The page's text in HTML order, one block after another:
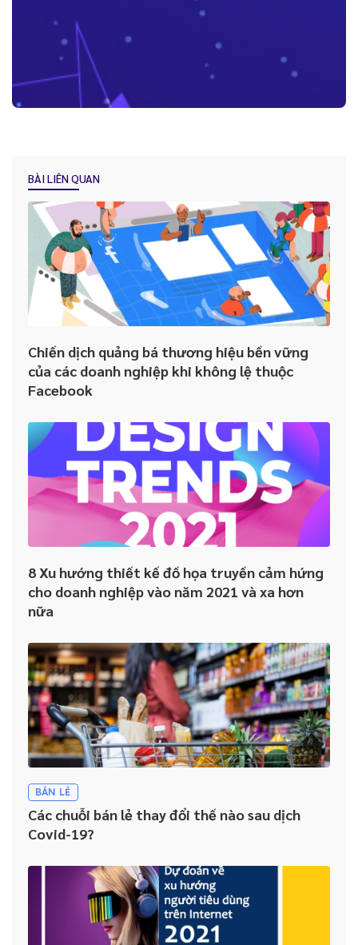
Tại sao việc Lưu trữ và quản lý lịch sử khách hàng lại được ví như
“dầu khí của kỷ nguyên kỹ thuật số” ?
Hướng dẫn lựa chọn hệ thống CRM phù hợp cho doanh nghiệp
Nhân viên không sử dụng CRM: Đâu là giải pháp cho doanh
nghiệp?
BÀI LIÊN QUAN
Chiến dịch quảng bá thương hiệu bền vững
của các doanh nghiệp khi không lệ thuộc
Facebook
8 Xu hướng thiết kế đồ họa truyền cảm hứng
cho doanh nghiệp vào năm 2021 và xa hơn
nữa
BÁN LẺ
Các chuỗi bán lẻ thay đổi thế nào sau dịch
Covid-19?